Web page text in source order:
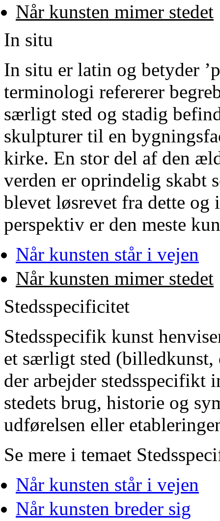
Når kunsten mimer stedet
In situ
In situ er latin og betyder
terminologi refererer
særligt sted og stadig
skulpturer til en
kirke. En stor del af den
verden er oprindelig skabt
blevet løsrevet fra dette og
perspektiv er den meste
Når kunsten står i vejen
Når kunsten mimer stedet
Stedsspecificitet
Stedsspecifik kunst
et særligt sted (billedkunst,
der arbejder stedsspecifikt
stedets brug, historie og
udførelsen eller
Se mere i temaet
Når kunsten står i vejen
Når kunsten breder sig